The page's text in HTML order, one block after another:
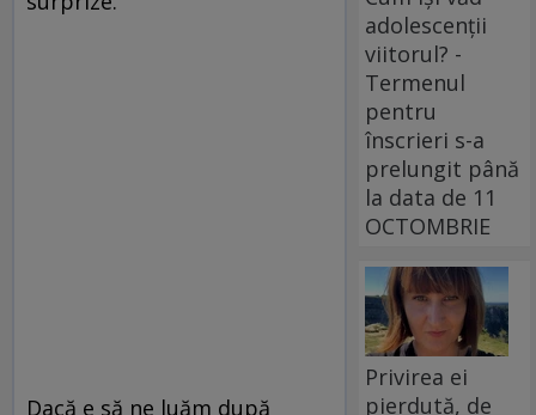
Dacă e să ne luăm după
adolescenții
viitorul? -
Termenul
pentru
înscrieri s-a
prelungit până
la data de 11
OCTOMBRIE
Privirea ei
pierdută, de